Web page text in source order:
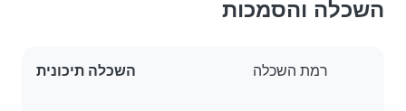
השכלה והסמכות
רמת השכלה השכלה תיכונית